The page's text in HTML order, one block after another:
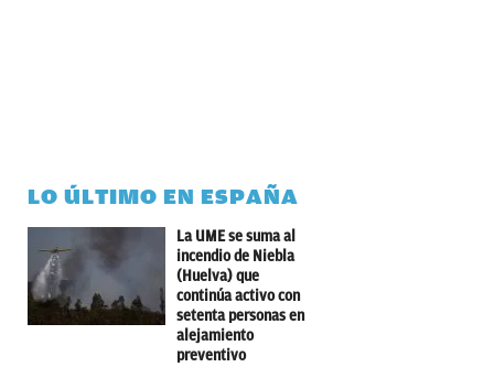
LO ÚLTIMO EN ESPAÑA
La UME se suma al
incendio de Niebla
(Huelva) que
continúa activo con
setenta personas en
alejamiento
preventivo